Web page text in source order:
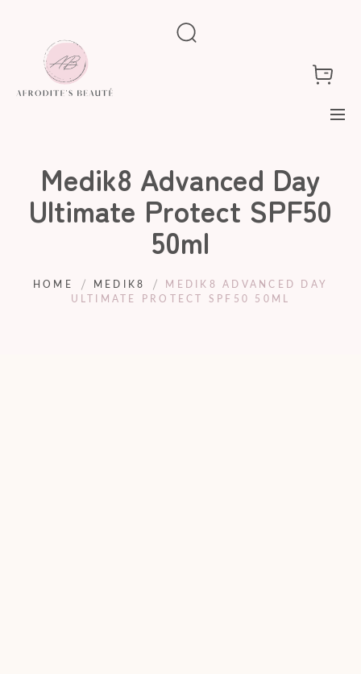
Medik8 Advanced Day
Ultimate Protect SPF50
50ml
HOME MEDIK8
MEDIK8 ADVANCED DAY
ULTIMATE PROTECT SPF50 50ML